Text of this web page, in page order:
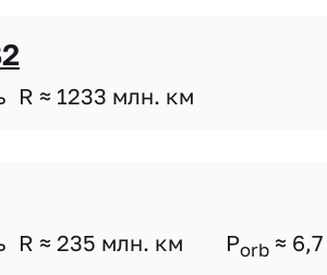
R ≈ 1233 млн. км
R ≈ 235 млн. км Porb ≈ 6,7